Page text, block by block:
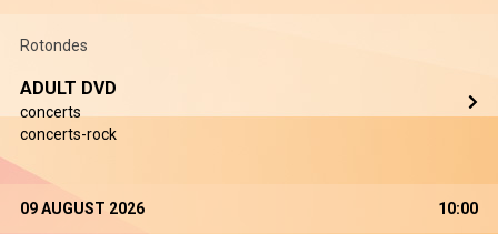
Rotondes
ADULT DVD
concerts
concerts-rock
09 AUGUST 2026 10:00